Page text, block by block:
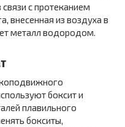
с протеканием
внесенная из воздуха в
металл водородом.
боксит и
плавильного
бокситы,